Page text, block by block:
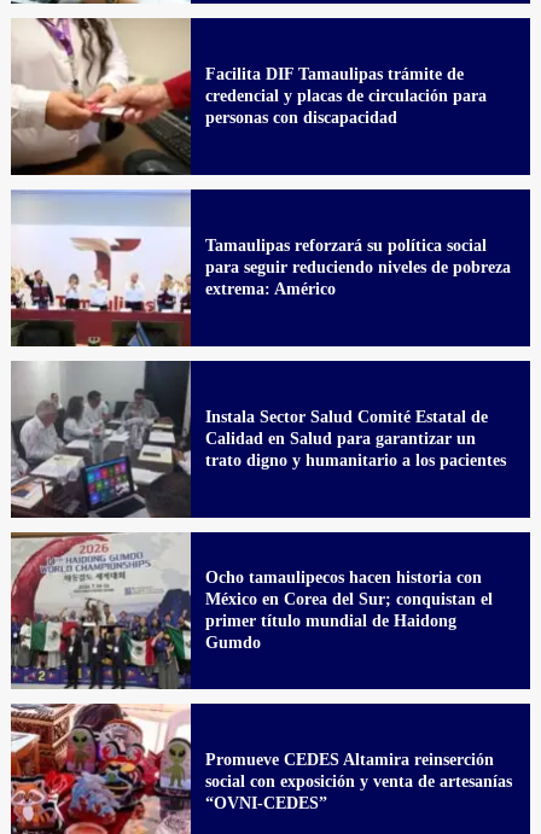
Facilita DIF Tamaulipas trámite de
credencial y placas de circulación para
personas con discapacidad
Tamaulipas reforzará su política social
para seguir reduciendo niveles de pobreza
extrema: Américo
Instala Sector Salud Comité Estatal de
Calidad en Salud para garantizar un
trato digno y humanitario a los pacientes
Ocho tamaulipecos hacen historia con
México en Corea del Sur; conquistan el
primer título mundial de Haidong
Gumdo
Promueve CEDES Altamira reinserción
social con exposición y venta de artesanías
“OVNI-CEDES”